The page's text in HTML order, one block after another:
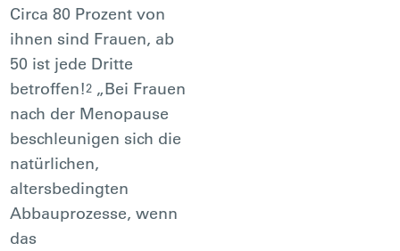
Circa 80 Prozent von
ihnen sind Frauen, ab
50 ist jede Dritte
betroffen!2 „Bei Frauen
nach der Menopause
beschleunigen sich die
natürlichen,
altersbedingten
Abbauprozesse, wenn
das